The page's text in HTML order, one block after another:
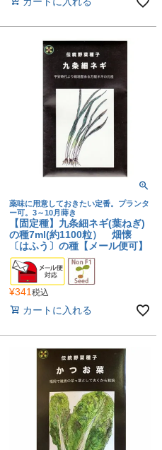
薬味に用意しておきたい定番。プランタ
ー可。3～10月蒔き
【固定種】九条細ネギ(葉ねぎ)
の種7ml(約1100粒） 畑懐
〔はふう〕の種【メール便可】
¥341 税込
カートに入れる